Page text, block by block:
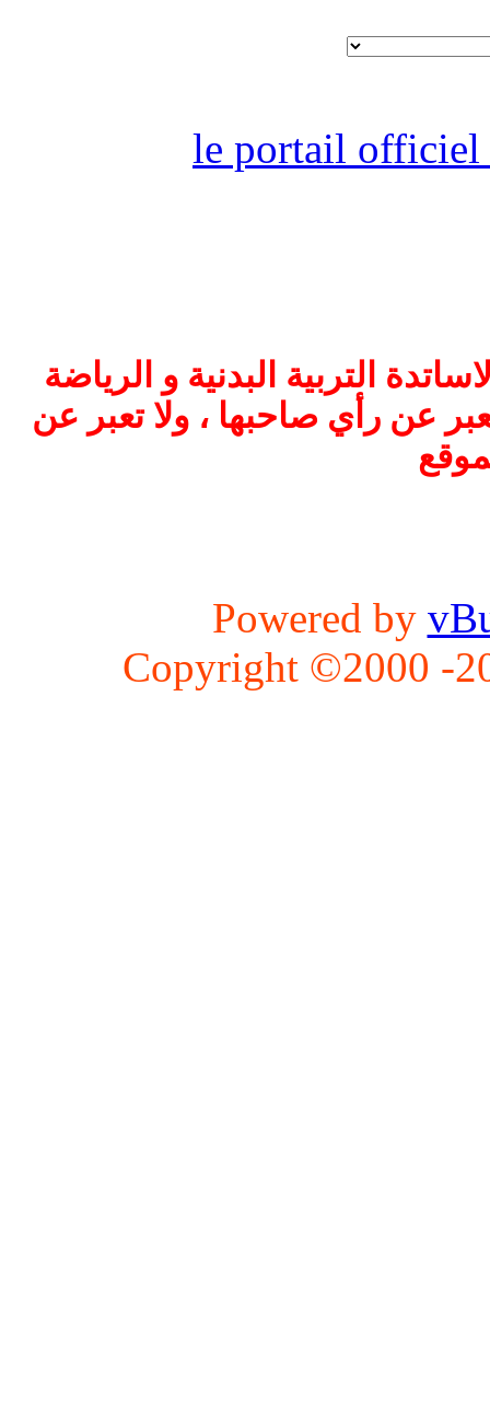
le portail officiel
التربية البدنية و الرياضة
عن رأي صاحبها ، ولا تعبر عن
Powered by
Copyright ©2000 -